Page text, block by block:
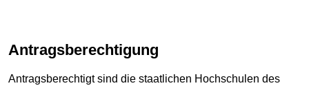
Antragsberechtigung
Antragsberechtigt sind die staatlichen Hochschulen des